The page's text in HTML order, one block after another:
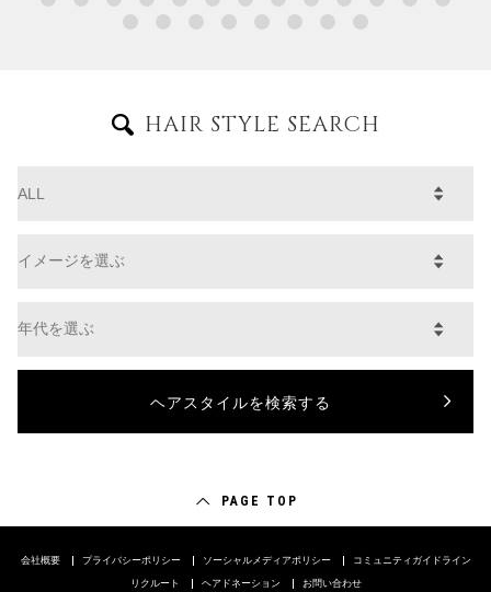
HAIR STYLE SEARCH
PAGE TOP
会社概要 プライバシーポリシー ソーシャルメディアポリシー コミュニティガイドライン
リクルート ヘアドネーション お問い合わせ